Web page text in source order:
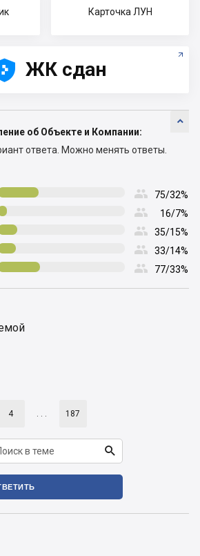
Карточка ЛУН
ЖК сдан

об Объекте и Компании:
ответа. Можно менять ответы.
 75/32%
 16/7%
 35/15%
 33/14%
 77/33%
4 . . . 187
